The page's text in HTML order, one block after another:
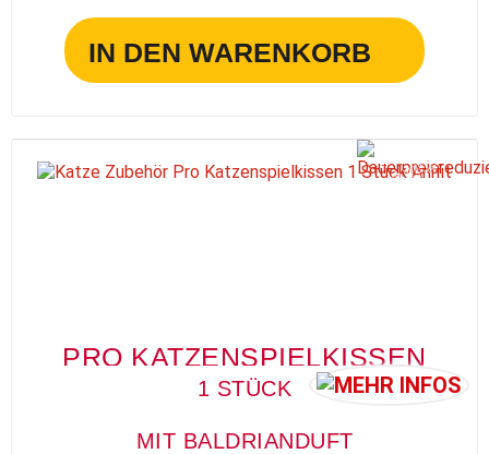
IN DEN WARENKORB
D
A
U
E
R
P
R
EI
S
R
E
D
U
ZI
E
R
T
PRO KATZENSPIELKISSEN
1 STÜCK
MIT BALDRIANDUFT